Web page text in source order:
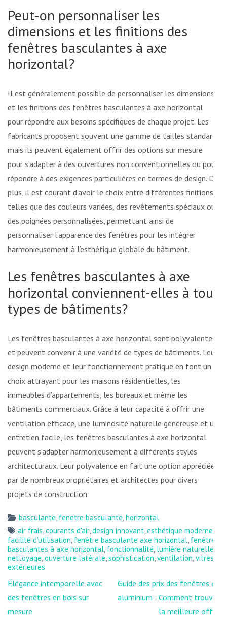
Peut-on personnaliser les
dimensions et les finitions des
fenêtres basculantes à axe
horizontal?
Il est généralement possible de personnaliser les dimensions
et les finitions des fenêtres basculantes à axe horizontal
pour répondre aux besoins spécifiques de chaque projet. Les
fabricants proposent souvent une gamme de tailles standard,
mais ils peuvent également offrir des options sur mesure
pour s’adapter à des ouvertures non conventionnelles ou pour
répondre à des exigences particulières en termes de design. De
plus, il est courant d’avoir le choix entre différentes finitions,
telles que des couleurs variées, des revêtements spéciaux ou
des poignées personnalisées, permettant ainsi de
personnaliser l’apparence des fenêtres pour les intégrer
harmonieusement à l’esthétique globale du bâtiment.
Les fenêtres basculantes à axe
horizontal conviennent-elles à tous
types de bâtiments?
Les fenêtres basculantes à axe horizontal sont polyvalentes
et peuvent convenir à une variété de types de bâtiments. Leur
design moderne et leur fonctionnement pratique en font un
choix attrayant pour les maisons résidentielles, les
immeubles d’appartements, les bureaux et même les
bâtiments commerciaux. Grâce à leur capacité à offrir une
ventilation efficace, une luminosité naturelle généreuse et un
entretien facile, les fenêtres basculantes à axe horizontal
peuvent s’adapter harmonieusement à différents styles
architecturaux. Leur polyvalence en fait une option appréciée
par de nombreux propriétaires et architectes pour divers
projets de construction.
basculante, fenetre basculante,horizontal
air frais,courants d'air,design innovant,esthétique moderne
facilité d'utilisation, fenêtre basculante axe horizontal, fenêtres
basculantes à axe horizontal, fonctionnalité, lumière naturelle
nettoyage,ouverture latérale,sophistication,ventilation,vitres
extérieures
Navigation
de
l’article
Élégance intemporelle avec
des fenêtres en bois sur
mesure
Guide des prix des fenêtres en
aluminium : Comment trouver
la meilleure offre